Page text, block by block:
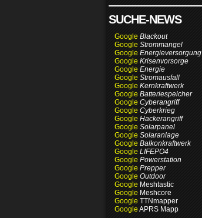
SUCHE-NEWS
Google Blackout
Google Strommangel
Google Energieversorgung
Google Krisenvorsorge
Google Energie
Google Stromausfall
Google Kernkraftwerk
Google Batteriespeicher
Google Cyberangriff
Google Cyberkrieg
Google Hackerangriff
Google Solarpanel
Google Solaranlage
Google Balkonkraftwerk
Google LIFEPO4
Google Powerstation
Google Prepper
Google Outdoor
Google Meshtastic
Google Meshcore
Google TTNmapper
Google APRS Mapp